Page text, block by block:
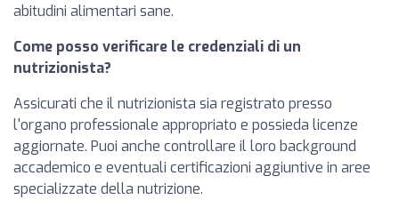
abitudini alimentari sane.
Come posso verificare le credenziali di un
nutrizionista?
Assicurati che il nutrizionista sia registrato presso
l'organo professionale appropriato e possieda licenze
aggiornate. Puoi anche controllare il loro background
accademico e eventuali certificazioni aggiuntive in aree
specializzate della nutrizione.